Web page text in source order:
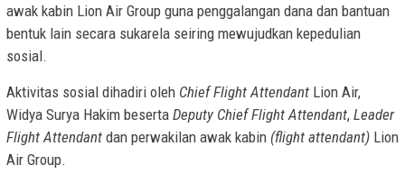
awak kabin Lion Air Group guna penggalangan dana dan bantuan
bentuk lain secara sukarela seiring mewujudkan kepedulian
sosial.
Aktivitas sosial dihadiri oleh Chief Flight Attendant Lion Air,
Widya Surya Hakim beserta Deputy Chief Flight Attendant, Leader
Flight Attendant dan perwakilan awak kabin (flight attendant) Lion
Air Group.